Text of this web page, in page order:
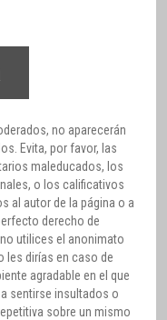
no aparecerán
Evita, por favor, las
maleducados, los
o los calificativos
al autor de la página o a
derecho de
utilices el anonimato
les dirías en caso de
agradable en el que
sentirse insultados o
sobre un mismo